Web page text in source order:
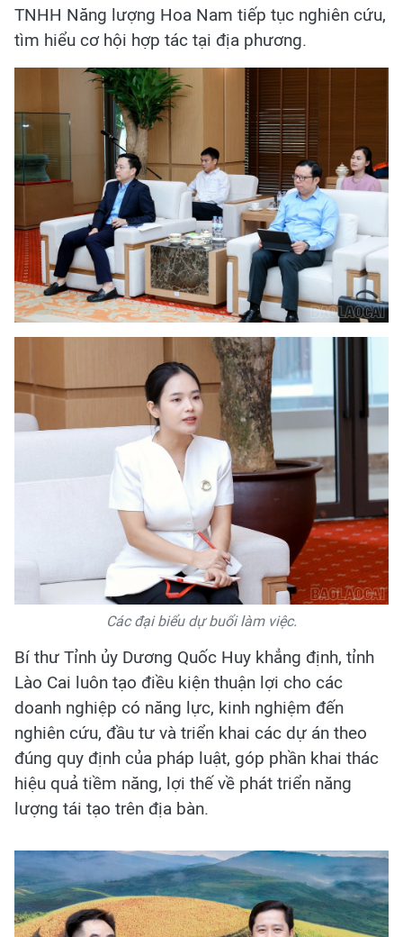
TNHH Năng lượng Hoa Nam tiếp tục nghiên cứu,
tìm hiểu cơ hội hợp tác tại địa phương.
Các đại biểu dự buổi làm việc.
Bí thư Tỉnh ủy Dương Quốc Huy khẳng định, tỉnh
Lào Cai luôn tạo điều kiện thuận lợi cho các
doanh nghiệp có năng lực, kinh nghiệm đến
nghiên cứu, đầu tư và triển khai các dự án theo
đúng quy định của pháp luật, góp phần khai thác
hiệu quả tiềm năng, lợi thế về phát triển năng
lượng tái tạo trên địa bàn.